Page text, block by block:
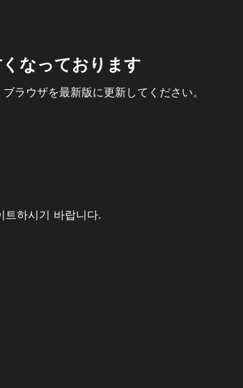
なっております
ラウザを最新版に更新してください。
트하시기 바랍니다.